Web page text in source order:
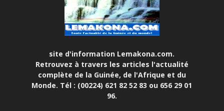
site d'information Lemakona.com.
Retrouvez à travers les articles l'actualité
complète de la Guinée, de l'Afrique et du
Monde. Tél : (00224) 621 82 52 83 ou 656 29 01
96.